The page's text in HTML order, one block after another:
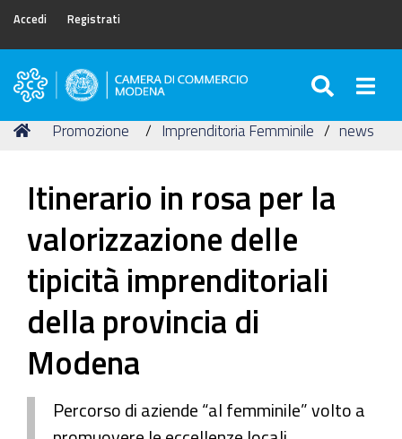
Accedi Registrati
Camera
Commercio
Tu
Home
Promozione Imprenditoria Femminile news
Itinerario in rosa per la
valorizzazione delle
tipicità imprenditoriali
della provincia di
Modena
Percorso di aziende “al femminile” volto a